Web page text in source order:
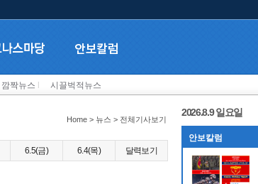
깜짝뉴스 시끌벅적뉴스
Home > 뉴스 > 전체기사보기
6.5(금) 6.4(목) 달력보기
2026.8.9 일요일
안보칼럼